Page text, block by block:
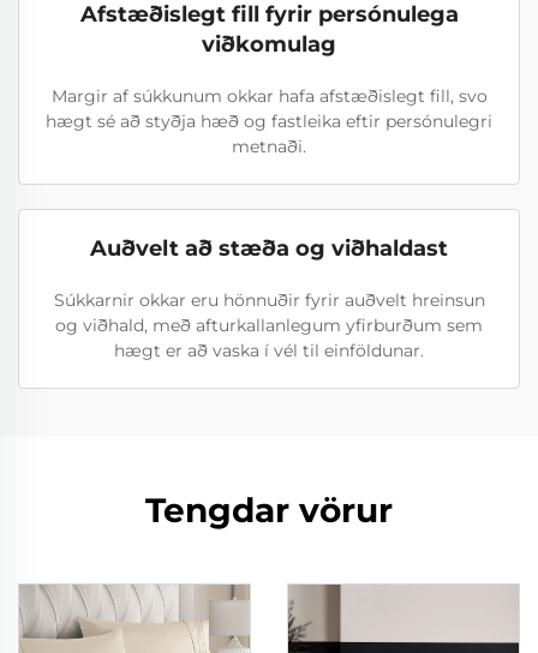
Afstæðislegt fill fyrir persónulega
viðkomulag
Margir af súkkunum okkar hafa afstæðislegt fill, svo
hægt sé að styðja hæð og fastleika eftir persónulegri
metnaði.
Auðvelt að stæða og viðhaldast
Súkkarnir okkar eru hönnuðir fyrir auðvelt hreinsun
og viðhald, með afturkallanlegum yfirburðum sem
hægt er að vaska í vél til einföldunar.
Tengdar vörur